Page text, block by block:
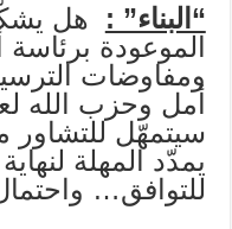
“البناء” : هل
الموعودة برئاسة
ومفاوضات
أمل وحزب الله
سيتمهّل للتشاور
يمدّد المهلة
للتوافق…